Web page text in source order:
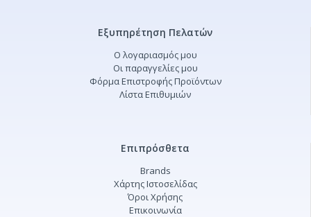
Εξυπηρέτηση Πελατών
Ο λογαριασμός μου
Οι παραγγελίες μου
Φόρμα Επιστροφής Προϊόντων
Λίστα Επιθυμιών
Επιπρόσθετα
Brands
Χάρτης Ιστοσελίδας
Όροι Χρήσης
Επικοινωνία